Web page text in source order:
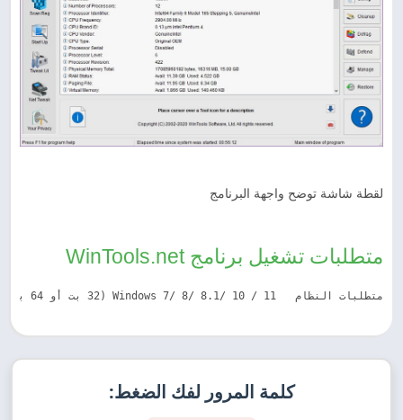
لقطة شاشة توضح واجهة البرنامج
متطلبات تشغيل برنامج WinTools.net
متطلبات النظام   Windows 7/ 8/ 8.1/ 10 / 11 (32 بت أو 64 بت - جميع الإصدارات)  Windows Server 2003/ 2008/ 2012/ 2016 (32 بت أو 64 بت - جميع الإصدارات)  معالج 800 ميجا هرتز  ذاكرة وصول عشوائي (RAM) بسعة 128 ميجابايت  مساحة خالية على القرص الصلب 32 ميجابايت  شاشة عرض بدقة 800 × 600
كلمة المرور لفك الضغط: